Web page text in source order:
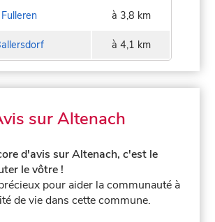
Fulleren à 3,8 km
à 4,1 km
sur Altenach
d'avis sur Altenach, c'est le
le vôtre !
pour aider la communauté à
de vie dans cette commune.